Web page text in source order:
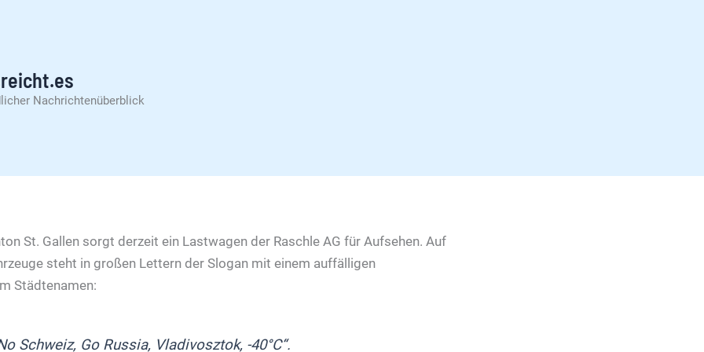
Nachrichtenüberblick
St. Gallen sorgt derzeit ein Lastwagen der Raschle AG für Aufsehen. Auf
steht in großen Lettern der Slogan mit einem auffälligen
Städtenamen:
Schweiz, Go Russia, Vladivosztok, -40°C“.